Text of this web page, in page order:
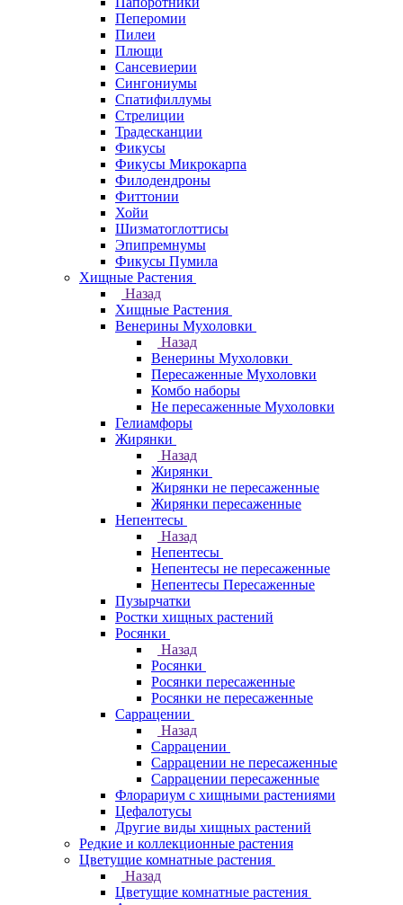
Пеперомии
Пилеи
Плющи
Сансевиерии
Сингониумы
Спатифиллумы
Стрелиции
Традесканции
Фикусы
Фикусы Микрокарпа
Филодендроны
Фиттонии
Хойи
Шизматоглоттисы
Эпипремнумы
Фикусы Пумила
Хищные Растения
Назад
Хищные Растения
Венерины Мухоловки
Назад
Венерины Мухоловки
Пересаженные Мухоловки
Комбо наборы
Не пересаженные Мухоловки
Гелиамфоры
Жирянки
Назад
Жирянки
Жирянки не пересаженные
Жирянки пересаженные
Непентесы
Назад
Непентесы
Непентесы не пересаженные
Непентесы Пересаженные
Пузырчатки
Ростки хищных растений
Росянки
Назад
Росянки
Росянки пересаженные
Росянки не пересаженные
Саррацении
Назад
Саррацении
Саррацении не пересаженные
Саррацении пересаженные
Флорариум с хищными растениями
Цефалотусы
Другие виды хищных растений
Редкие и коллекционные растения
Цветущие комнатные растения
Назад
Цветущие комнатные растения